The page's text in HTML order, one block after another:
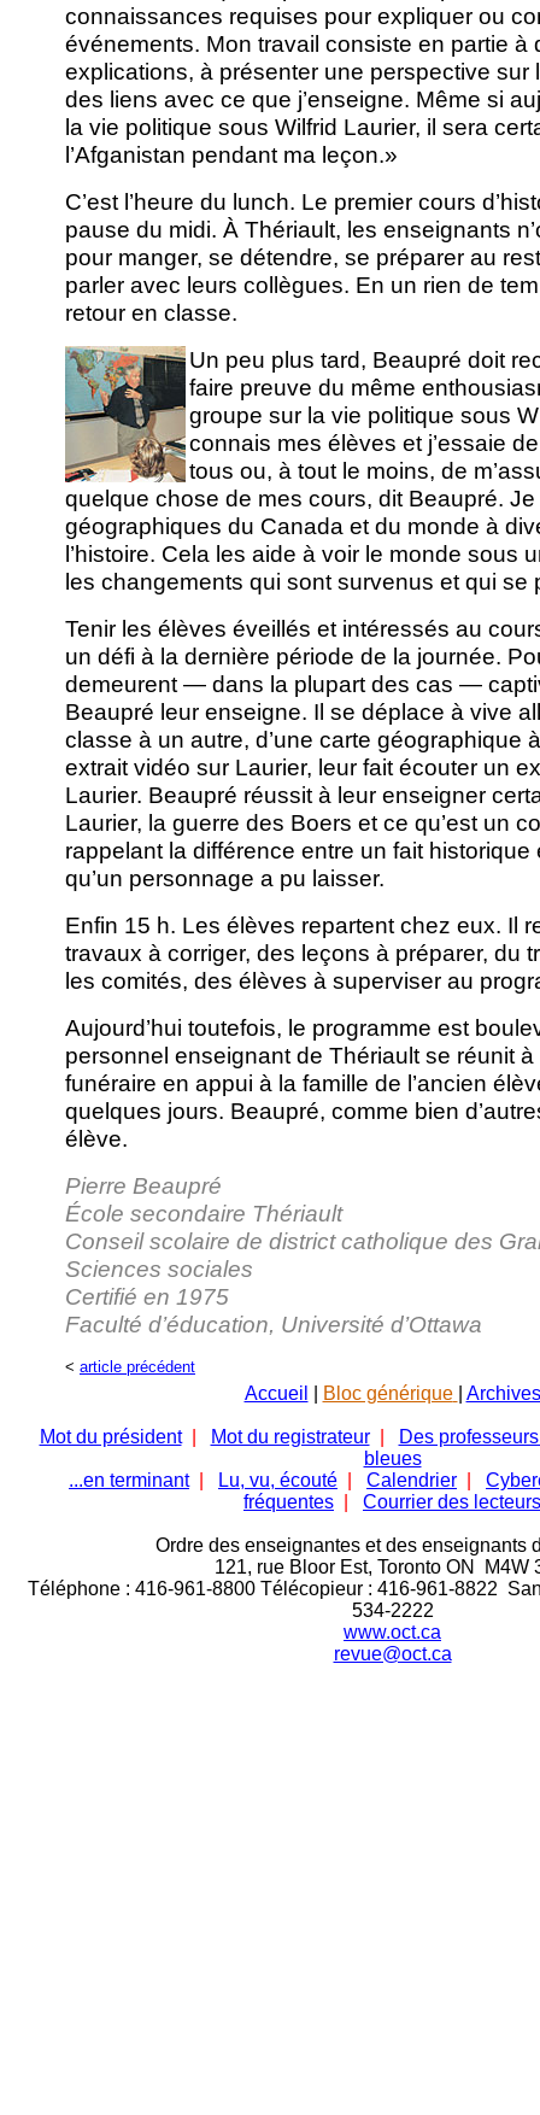
connaissances requises pour expliquer ou
événements. Mon travail consiste en partie à
explications, à présenter une perspective sur
des liens avec ce que j’enseigne. Même si
la vie politique sous Wilfrid Laurier, il sera
l’Afganistan pendant ma leçon.»
C’est l’heure du lunch. Le premier cours
pause du midi. À Thériault, les enseignants
pour manger, se détendre, se préparer au
parler avec leurs collègues. En un rien de
retour en classe.
Un peu plus tard, Beaupré doit
faire preuve du même
groupe sur la vie politique sous
connais mes élèves et j’essaie
tous ou, à tout le moins, de
quelque chose de mes cours, dit Beaupré.
géographiques du Canada et du monde à
l’histoire. Cela les aide à voir le monde sous
les changements qui sont survenus et qui se
Tenir les élèves éveillés et intéressés au
un défi à la dernière période de la journée.
demeurent — dans la plupart des cas —
Beaupré leur enseigne. Il se déplace à vive
classe à un autre, d’une carte géographique
extrait vidéo sur Laurier, leur fait écouter un
Laurier. Beaupré réussit à leur enseigner
Laurier, la guerre des Boers et ce qu’est un
rappelant la différence entre un fait
qu’un personnage a pu laisser.
Enfin 15 h. Les élèves repartent chez eux. Il
travaux à corriger, des leçons à préparer, du
les comités, des élèves à superviser au
Aujourd’hui toutefois, le programme est
personnel enseignant de Thériault se réunit
funéraire en appui à la famille de l’ancien
quelques jours. Beaupré, comme bien
élève.
Pierre Beaupré
École secondaire Thériault
Conseil scolaire de district catholique des
Sciences sociales
Certifié en 1975
Faculté d’éducation, Université d’Ottawa
< article précédent
Accueil Bloc générique Archives
Mot du président Mot du registrateur
Des
bleues
...en terminant
Lu, vu, écouté Calendrier
fréquentes
Courrier des lecteurs
Ordre des enseignantes et des enseignants
121, rue Bloor Est, Toronto ON M4W
Téléphone : 416-961-8800 Télécopieur : 416-961-8822
534-2222
www.oct.ca
revue@oct.ca